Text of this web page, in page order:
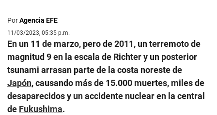
PorAgencia EFE
11/03/2023, 05:35 p.m.
En un 11 de marzo, pero de 2011, un terremoto de
magnitud 9 en la escala de Richter y un posterior
tsunami arrasan parte de la costa noreste de
Japón, causando más de 15.000 muertes, miles de
desaparecidos y un accidente nuclear en la central
de Fukushima.